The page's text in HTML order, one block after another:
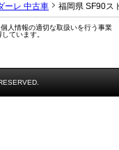
ーレ 中古車 福岡県 SF90ス
人情報の適切な取扱いを行う事業
ています。